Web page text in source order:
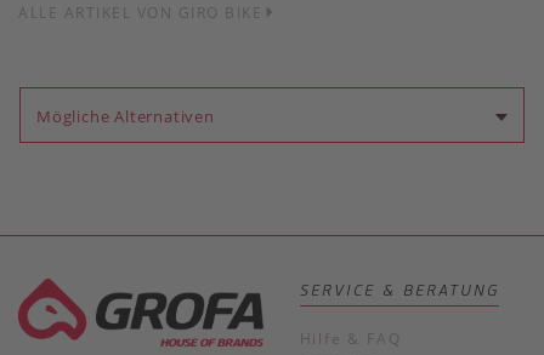
ALLE ARTIKEL VON GIRO BIKE
Mögliche Alternativen
SERVICE & BERATUNG
Hilfe & FAQ